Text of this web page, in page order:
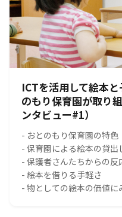
ICTを活用して絵本
のもり保育園が取り
ンタビュー#1）
- おとのもり保育園の特色
- 保育園による絵本の貸出
- 保護者さんたちからの反
- 絵本を借りる手軽さ
- 物としての絵本の価値に